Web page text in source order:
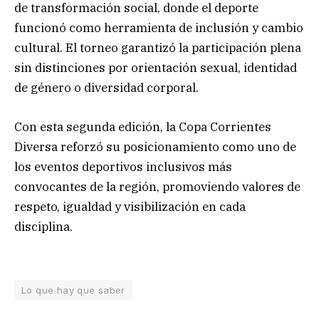
de transformación social, donde el deporte
funcionó como herramienta de inclusión y cambio
cultural. El torneo garantizó la participación plena
sin distinciones por orientación sexual, identidad
de género o diversidad corporal.
Con esta segunda edición, la Copa Corrientes
Diversa reforzó su posicionamiento como uno de
los eventos deportivos inclusivos más
convocantes de la región, promoviendo valores de
respeto, igualdad y visibilización en cada
disciplina.
Lo que hay que saber